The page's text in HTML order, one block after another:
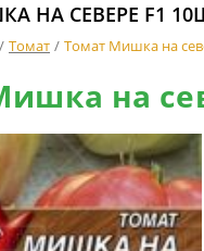
НА СЕВЕРЕ F1
Томат Томат Мишка на
на